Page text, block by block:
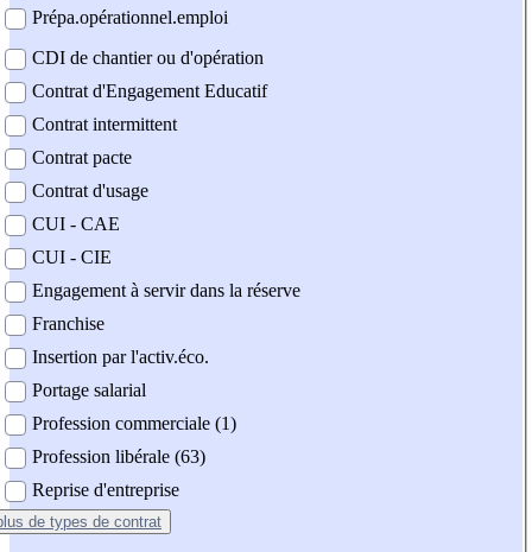
Prépa.opérationnel.emploi
CDI de chantier ou d'opération
Contrat d'Engagement Educatif
Contrat intermittent
Contrat pacte
Contrat d'usage
CUI - CAE
CUI - CIE
Engagement à servir dans la réserve
Franchise
Insertion par l'activ.éco.
Portage salarial
Profession commerciale (1)
Profession libérale (63)
Reprise d'entreprise
de types de contrat